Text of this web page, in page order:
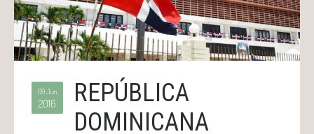
09 Jun
2016
REPÚBLICA
DOMINICANA